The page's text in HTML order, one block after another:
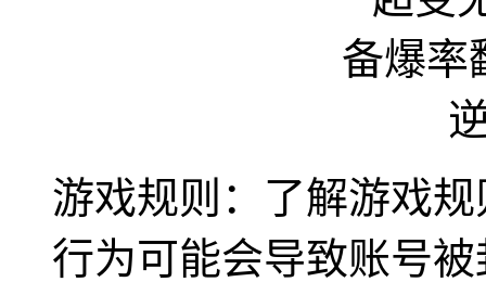
游戏规则：了解游戏
行为可能会导致账号